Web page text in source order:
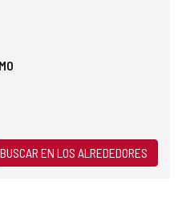
BUSCAR EN LOS ALREDEDORES